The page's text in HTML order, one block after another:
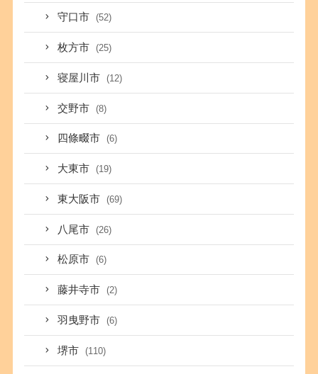
守口市 (52)
枚方市 (25)
寝屋川市 (12)
交野市 (8)
四條畷市 (6)
大東市 (19)
東大阪市 (69)
八尾市 (26)
松原市 (6)
藤井寺市 (2)
羽曳野市 (6)
堺市 (110)